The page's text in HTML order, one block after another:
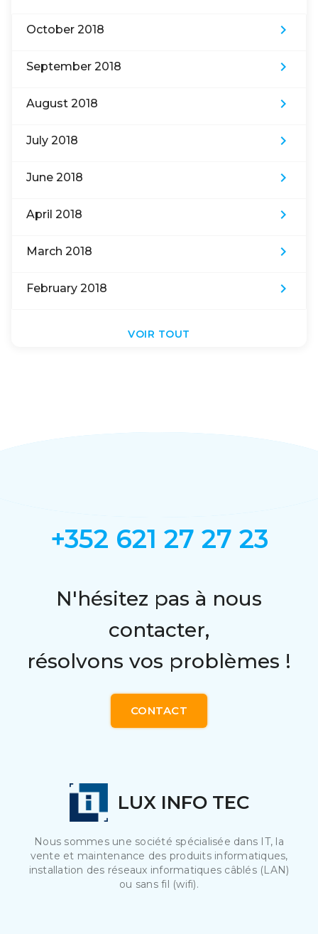
October 2018 keyboard_arrow_right
September 2018 keyboard_arrow_right
August 2018 keyboard_arrow_right
July 2018 keyboard_arrow_right
June 2018 keyboard_arrow_right
April 2018 keyboard_arrow_right
March 2018 keyboard_arrow_right
February 2018 keyboard_arrow_right
VOIR TOUT
+352 621 27 27 23
N'hésitez pas à nous
contacter,
résolvons vos problèmes !
CONTACT
LUX INFO TEC
Nous sommes une société spécialisée dans IT, la
vente et maintenance des produits informatiques,
installation des réseaux informatiques câblés (LAN)
ou sans fil (wifi).